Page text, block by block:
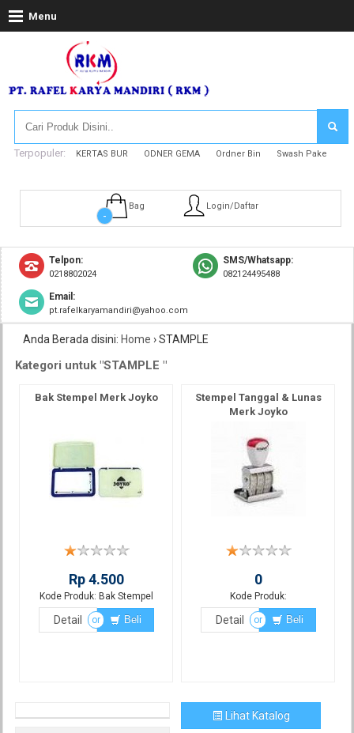
Menu
Terpopuler: KERTAS BUR ODNER GEMA Ordner Bin Swash Pake
-
Bag Login/Daftar
Telpon:
0218802024
SMS/Whatsapp:
082124495488
Email:
pt.rafelkaryamandiri@yahoo.com
Anda Berada disini: Home ›STAMPLE
Kategori untuk "STAMPLE "
Bak Stempel Merk Joyko
Rp 4.500
Kode Produk: Bak Stempel
Detail or Beli
Stempel Tanggal & Lunas
Merk Joyko
0
Kode Produk:
Detail or Beli
Lihat Katalog